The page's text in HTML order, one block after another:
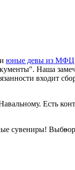
юные девы из
Наша
входит
Есть
сувениры! Выбв